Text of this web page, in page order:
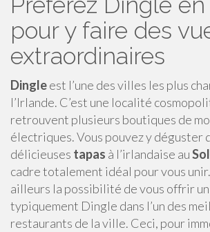
pour y faire des
extraordinaires
Dingleest l’une des villes les plus
l’Irlande. C’est une localité
retrouvent plusieurs boutiques de
électriques. Vous pouvez y déguster
délicieuses tapas à l’irlandaise au
cadre totalement idéal pour vous
ailleurs la possibilité de vous offrir
typiquement Dingle dans l’un des
restaurants de la ville. Ceci, pour